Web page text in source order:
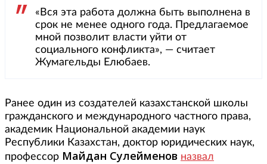
«Вся эта работа должна быть выполнена в
срок не менее одного года. Предлагаемое
мной позволит власти уйти от
социального конфликта», — считает
Жумагельды Елюбаев.
Ранее один из создателей казахстанской школы
гражданского и международного частного права,
академик Национальной академии наук
Республики Казахстан, доктор юридических наук,
профессор Майдан Сулейменов назвал